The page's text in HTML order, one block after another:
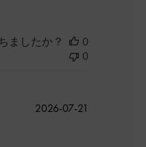
ましたか？
0
0
2026-07-21